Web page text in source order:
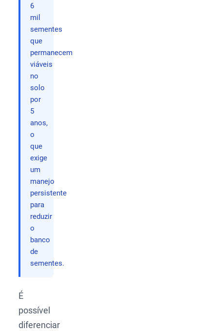
6
mil
sementes
que
permanecem
viáveis
no
solo
por
5
anos,
o
que
exige
um
manejo
persistente
para
reduzir
o
banco
de
sementes.
É
possível
diferenciar